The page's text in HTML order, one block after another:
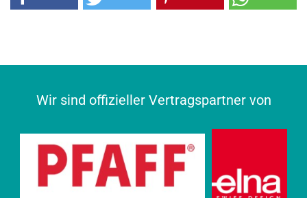
Wir sind offizieller Vertragspartner von